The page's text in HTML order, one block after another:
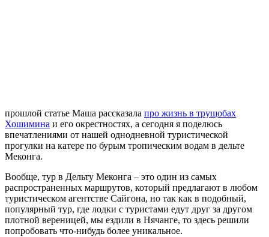
прошлой статье Маша рассказала про жизнь в трущобах
Хошимина и его окрестностях, а сегодня я поделюсь
впечатлениями от нашей однодневной туристической
прогулки на катере по бурым тропическим водам в дельте
Меконга.
Вообще, тур в Дельту Меконга – это один из самых
распространенных маршрутов, который предлагают в любом
туристическом агентстве Сайгона, но так как в подобный,
популярный тур, где лодки с туристами едут друг за другом
плотной вереницей, мы ездили в Нячанге, то здесь решили
попробовать что-нибудь более уникальное.